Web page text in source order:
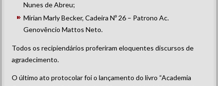
Nunes de Abreu;
Mirian Marly Becker, Cadeira Nº 26 – Patrono Ac.
Genovêncio Mattos Neto.
Todos os recipiendários proferiram eloquentes discursos de
agradecimento.
O último ato protocolar foi o lançamento do livro “Academia